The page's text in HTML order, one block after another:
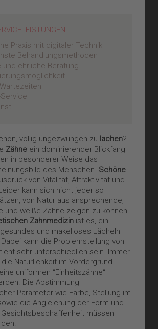
Praxis mit digitaler Technik
Behandlungsmethoden
und ehrliche Beratung
völlig ungezwungen zu lachen?
Zähne ein dominierender Blickfang
in besonderer Weise das
des Menschen. Schöne
von Vitalität, Attraktivität und
kann sich nicht jeder so
von Natur aus ansprechende,
und weiße Zähne zeigen zu können.
Zahnmedizin ist es, ein
und makelloses Lächeln
kann die Problemstellung von
sehr unterschiedlich sein. Immer
Natürlichkeit im Vordergrund
uniformen “Einheitszähne“
Die Abstimmung
Parameter wie Farbe, Stellung im
die Angleichung der Form und
müssen